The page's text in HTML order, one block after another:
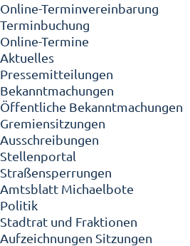
Online-Terminvereinbarung
Terminbuchung
Online-Termine
Aktuelles
Pressemitteilungen
Bekanntmachungen
Öffentliche Bekanntmachungen
Gremiensitzungen
Ausschreibungen
Stellenportal
Straßensperrungen
Amtsblatt Michaelbote
Politik
Stadtrat und Fraktionen
Aufzeichnungen Sitzungen